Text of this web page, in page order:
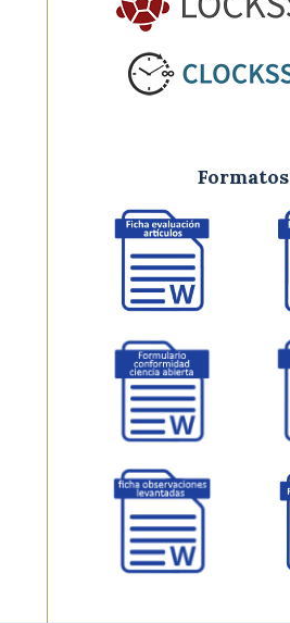
Formatos